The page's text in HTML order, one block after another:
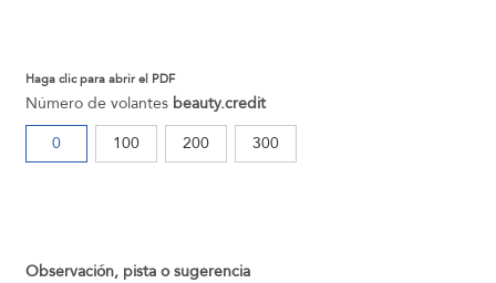
Haga clic para abrir el PDF
Número de volantes beauty.credit
0
100 200 300
Observación, pista o sugerencia